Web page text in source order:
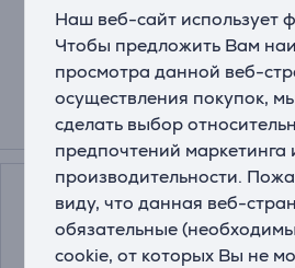
Наш веб-сайт использует
Чтобы предложить Вам
просмотра данной веб-
осуществления покупок,
сделать выбор
предпочтений маркетинга
производительности.
виду, что данная веб-
обязательные
cookie, от которых Вы не
делает ее надежным спутником
использования.
Смотреть